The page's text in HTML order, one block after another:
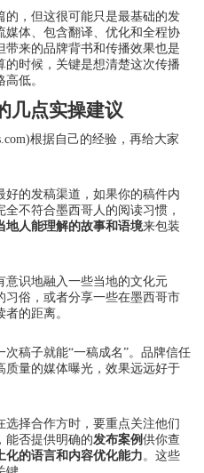
的，但这很可能只是最基础的发
媒体、包含翻译、优化和全程协
来的品牌背书和传播效果也是
的时候，关键是想清楚这次传播
低。
几点实操建议
根据自己的经验，再给大家
好的发稿渠道，如果你的稿件内
不符合墨西哥人的阅读习惯，
地人能理解的故事和语境来包装
意识地融入一些当地的文化元
习俗，或者分享一些在墨西哥市
的距离。
次稿子就能“一稿成名”。品牌信任
质量的媒体曝光，效果远远好于
选择合作方时，要重点关注他们
，能否提供明确的发布案例供你查
化的语言和内容优化能力。这些